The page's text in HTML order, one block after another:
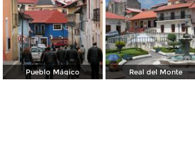
Pueblo Mágico Real del Monte